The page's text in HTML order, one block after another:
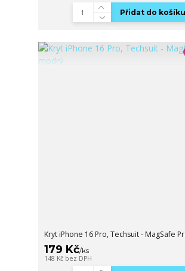
Přidat do košíku
Kryt iPhone 16 Pro, Techsuit - MagSafe
179 Kč/ks
148 Kč bez DPH